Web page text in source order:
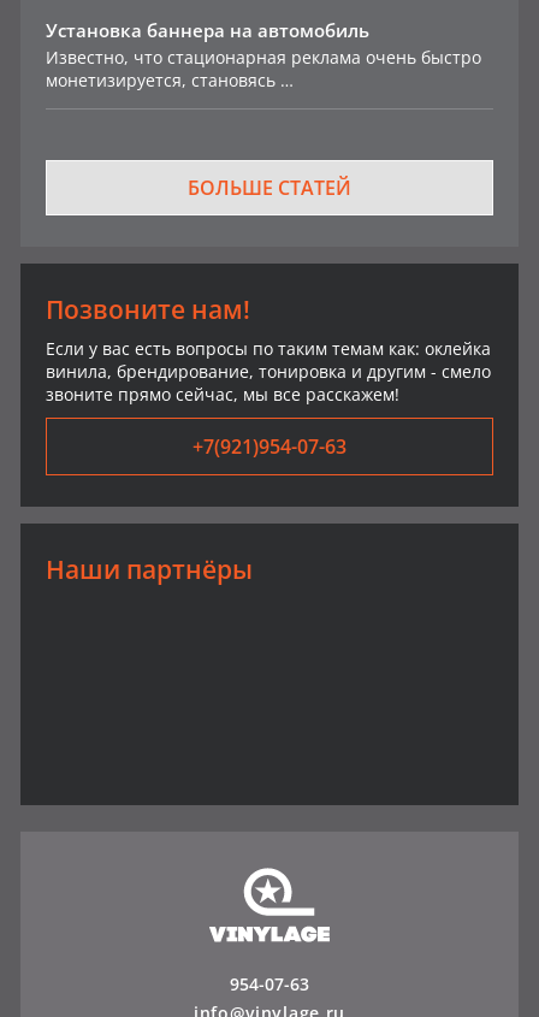
Установка баннера на автомобиль
Известно, что стационарная реклама очень быстро
монетизируется, становясь …
БОЛЬШЕ СТАТЕЙ
Позвоните нам!
Если у вас есть вопросы по таким темам как: оклейка
винила, брендирование, тонировка и другим - смело
звоните прямо сейчас, мы все расскажем!
+7(921)954-07-63
Наши партнёры
954-07-63
info@vinylage.ru